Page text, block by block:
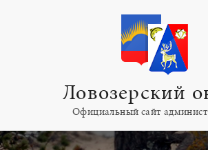
Ловозерский
Официальный сайт